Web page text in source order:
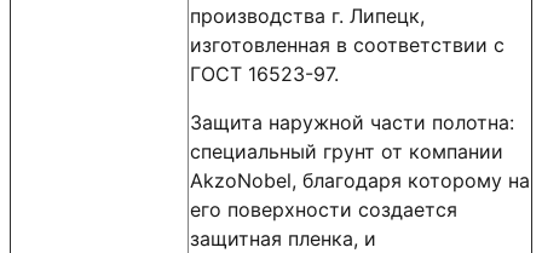
производства г. Липецк,
изготовленная в соответствии с
ГОСТ 16523-97.
Защита наружной части полотна:
специальный грунт от компании
AkzoNobel, благодаря которому на
его поверхности создается
защитная пленка, и